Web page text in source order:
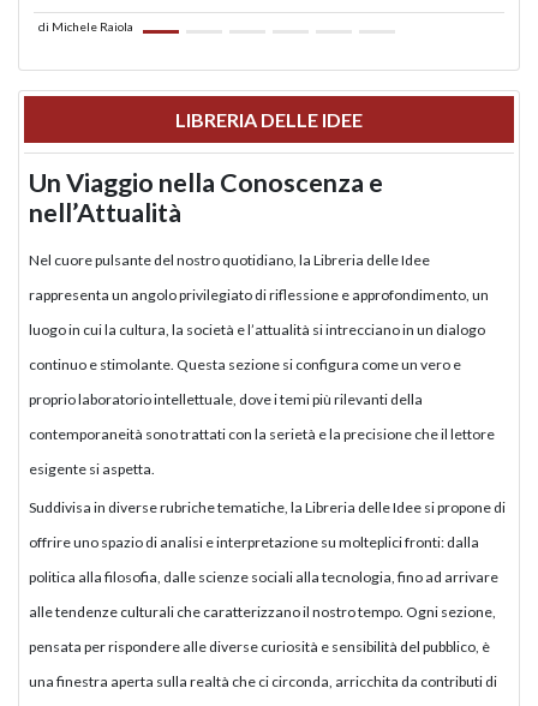
di Michele Raiola
LIBRERIA DELLE IDEE
Un Viaggio nella Conoscenza e
nell’Attualità
Nel cuore pulsante del nostro quotidiano, la Libreria delle Idee
rappresenta un angolo privilegiato di riflessione e approfondimento, un
luogo in cui la cultura, la società e l’attualità si intrecciano in un dialogo
continuo e stimolante. Questa sezione si configura come un vero e
proprio laboratorio intellettuale, dove i temi più rilevanti della
contemporaneità sono trattati con la serietà e la precisione che il lettore
esigente si aspetta.
Suddivisa in diverse rubriche tematiche, la Libreria delle Idee si propone di
offrire uno spazio di analisi e interpretazione su molteplici fronti: dalla
politica alla filosofia, dalle scienze sociali alla tecnologia, fino ad arrivare
alle tendenze culturali che caratterizzano il nostro tempo. Ogni sezione,
pensata per rispondere alle diverse curiosità e sensibilità del pubblico, è
una finestra aperta sulla realtà che ci circonda, arricchita da contributi di